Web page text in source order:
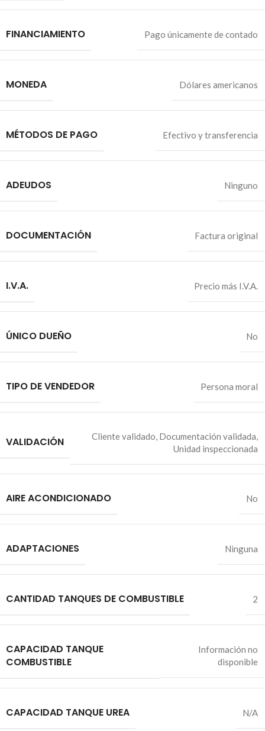
FINANCIAMIENTO Pago únicamente de contado
MONEDA Dólares americanos
MÉTODOS DE PAGO Efectivo y transferencia
ADEUDOS Ninguno
DOCUMENTACIÓN Factura original
I.V.A. Precio más I.V.A.
ÚNICO DUEÑO No
TIPO DE VENDEDOR Persona moral
VALIDACIÓN Cliente validado, Documentación validada,
Unidad inspeccionada
AIRE ACONDICIONADO No
ADAPTACIONES Ninguna
CANTIDAD TANQUES DE COMBUSTIBLE 2
CAPACIDAD TANQUE
COMBUSTIBLE
Información no
disponible
CAPACIDAD TANQUE UREA N/A